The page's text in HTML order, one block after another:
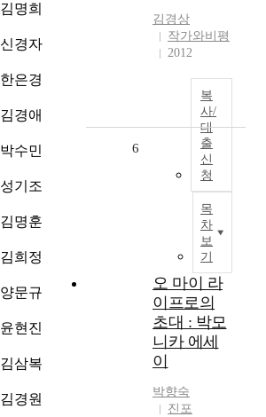
김명희
신경자
한은경
김경애
박수민
성기조
김명훈
김희정
양문규
윤현진
김삼복
김경원
김경상
작가와비평
2012
복
사/
대
출
신
청
목
차
보
기
6
오 마이 라
이프로의
초대 : 박모
니카 에세
이
박향숙
진포